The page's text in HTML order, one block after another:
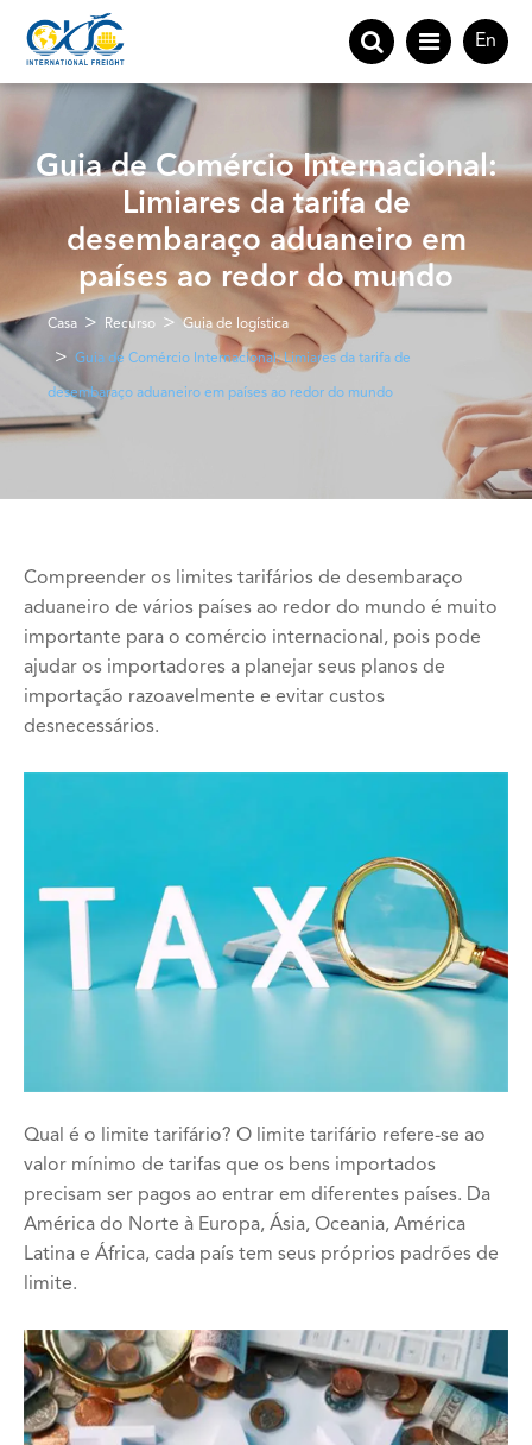
En
Guia de Comércio Internacional:
Limiares da tarifa de
desembaraço aduaneiro em
países ao redor do mundo
Casa Recurso Guia de logística
Guia de Comércio Internacional: Limiares da tarifa de
desembaraço aduaneiro em países ao redor do mundo
Compreender os limites tarifários de desembaraço
aduaneiro de vários países ao redor do mundo é muito
importante para o comércio internacional, pois pode
ajudar os importadores a planejar seus planos de
importação razoavelmente e evitar custos
desnecessários.
Qual é o limite tarifário? O limite tarifário refere-se ao
valor mínimo de tarifas que os bens importados
precisam ser pagos ao entrar em diferentes países. Da
América do Norte à Europa, Ásia, Oceania, América
Latina e África, cada país tem seus próprios padrões de
limite.